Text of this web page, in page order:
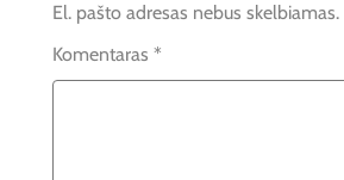
El. pašto adresas nebus skelbiamas.
Komentaras *